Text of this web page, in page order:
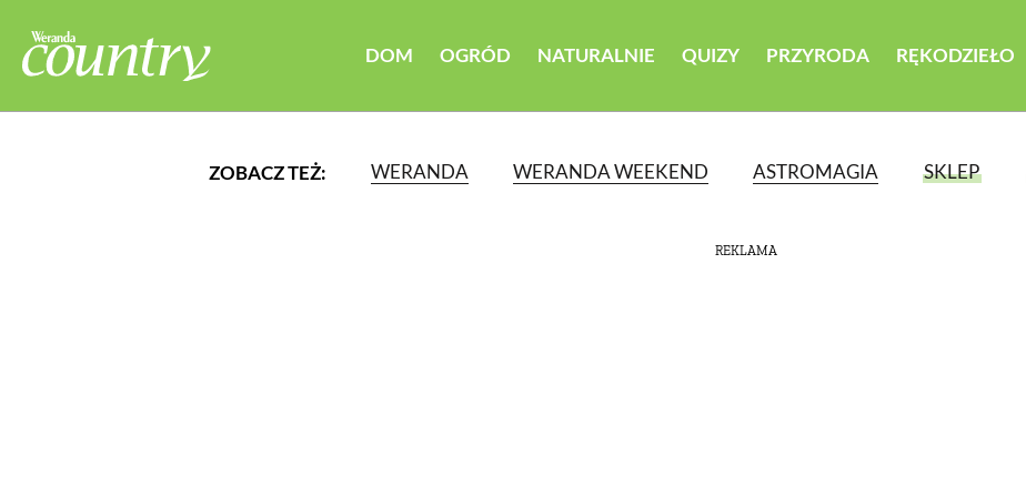
DOM OGRÓD NATURALNIE QUIZY PRZYRODA RĘKODZIEŁO
ZOBACZ TEŻ: WERANDA WERANDA WEEKEND ASTROMAGIA SKLEP
REKLAMA